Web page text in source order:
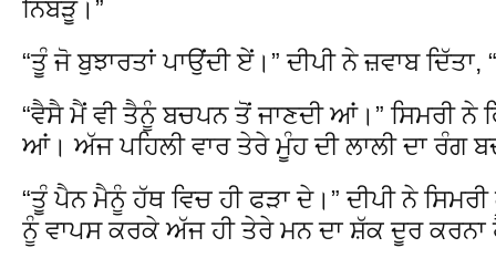
ਨਿੱਬੜੂ।”
“ਤੂੰ ਜੋ ਬੁਝਾਰਤਾਂ ਪਾਉਂਦੀ ਏਂ।” ਦੀਪੀ ਨੇ ਜ਼ਵਾਬ
“ਵੈਸੈ ਮੈਂ ਵੀ ਤੈਨੂੰ ਬਚਪਨ ਤੋਂ ਜਾਣਦੀ ਆਂ।” ਸਿਮਰੀ ਨੇ
ਆਂ। ਅੱਜ ਪਹਿਲੀ ਵਾਰ ਤੇਰੇ ਮੂੰਹ ਦੀ ਲਾਲੀ ਦਾ ਰੰਗ
“ਤੂੰ ਪੈਨ ਮੈਨੂੰ ਹੱਥ ਵਿਚ ਹੀ ਫੜਾ ਦੇ।” ਦੀਪੀ ਨੇ
ਨੂੰ ਵਾਪਸ ਕਰਕੇ ਅੱਜ ਹੀ ਤੇਰੇ ਮਨ ਦਾ ਸ਼ੱਕ ਦੂਰ ਕਰਨਾ